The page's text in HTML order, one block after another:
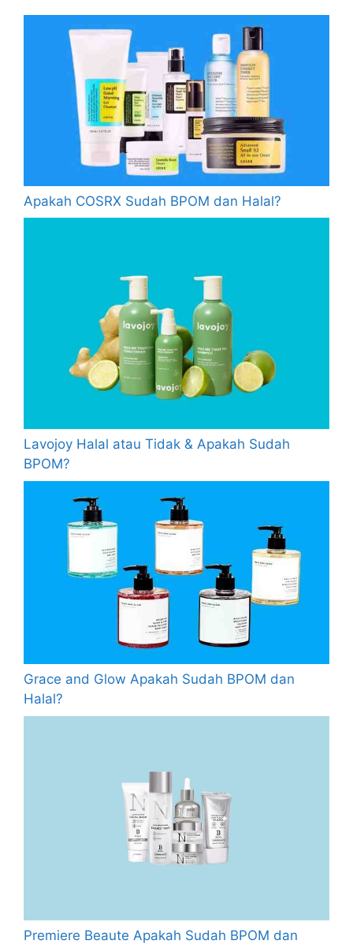
Apakah COSRX Sudah BPOM dan Halal?
Lavojoy Halal atau Tidak & Apakah Sudah
BPOM?
Grace and Glow Apakah Sudah BPOM dan
Halal?
Premiere Beaute Apakah Sudah BPOM dan